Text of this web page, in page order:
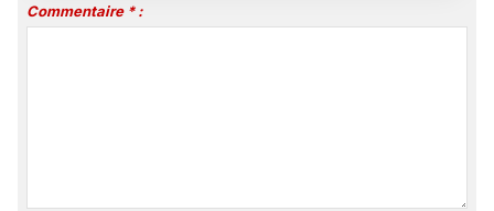
Commentaire * :